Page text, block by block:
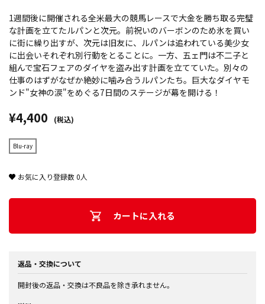
1週間後に開催される全米最大の競馬レースで大金を勝ち取る完璧
な計画を立てたルパンと次元。前祝いのバーボンのため氷を買い
に街に繰り出すが、次元は旧友に、ルパンは追われている美少女
に出会いそれぞれ別行動をとることに。一方、五ェ門は不二子と
組んで宝石フェアのダイヤを盗み出す計画を立てていた。別々の
仕事のはずがなぜか絶妙に噛み合うルパンたち。巨大なダイヤモ
ンド"女神の涙"をめぐる7日間のステージが幕を開ける！
¥4,400 (税込)
Blu-ray
お気に入り登録数0人
カートに入れる
返品・交換について
開封後の返品・交換は不良品を除き承れません。